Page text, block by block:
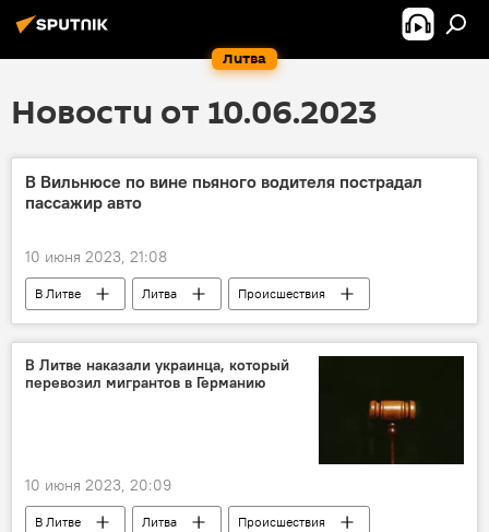
Литва
Новости от 10.06.2023
В Вильнюсе по вине пьяного водителя пострадал
пассажир авто
10 июня 2023, 21:08
В Литве Литва
Происшествия
ДТП
авария пьяный водитель
В Литве наказали украинца, который
перевозил мигрантов в Германию
10 июня 2023, 20:09
В Литве Литва
Происшествия